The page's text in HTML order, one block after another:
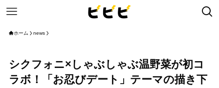
ホーム news
シクフォニ×しゃぶしゃぶ温野菜が初コ
ラボ！「お忍びデート」テーマの描き下